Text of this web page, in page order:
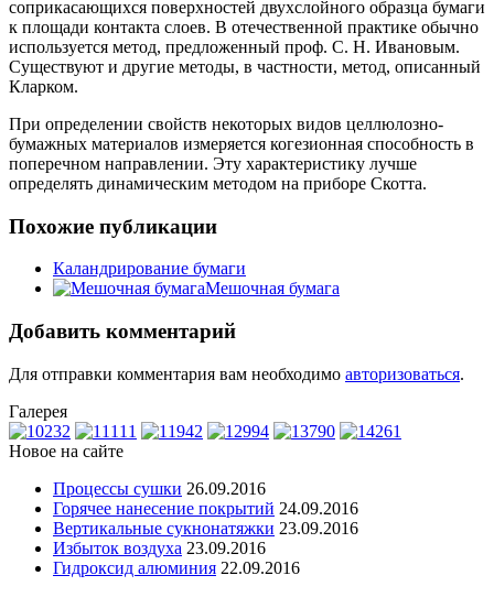
соприкасающихся поверхностей двухслойного образца бумаги
к площади контакта слоев. В отечественной практике обычно
используется метод, предложенный проф. С. Н. Ивановым.
Существуют и другие методы, в частности, метод, описанный
Кларком.
При определении свойств некоторых видов целлюлозно-
бумажных материалов измеряется когезионная способность в
поперечном направлении. Эту характеристику лучше
определять динамическим методом на приборе Скотта.
Похожие публикации
Каландрирование бумаги
Мешочная бумага
Добавить комментарий
Для отправки комментария вам необходимо авторизоваться.
Галерея
Новое на сайте
Процессы сушки 26.09.2016
Горячее нанесение покрытий 24.09.2016
Вертикальные сукнонатяжки 23.09.2016
Избыток воздуха 23.09.2016
Гидроксид алюминия 22.09.2016